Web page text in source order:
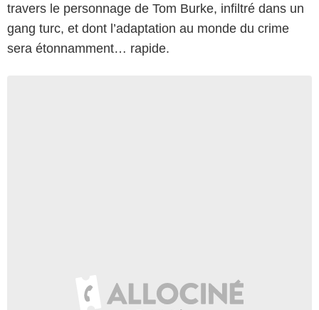
travers le personnage de Tom Burke, infiltré dans un
gang turc, et dont l’adaptation au monde du crime
sera étonnamment… rapide.